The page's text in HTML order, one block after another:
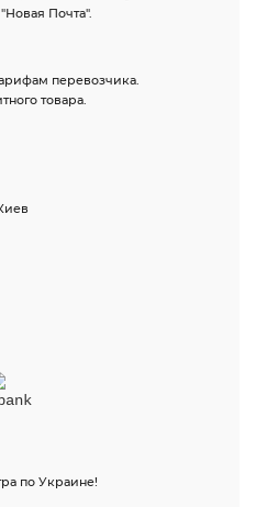
Почта".
перевозчика.
товара.
по Украине!